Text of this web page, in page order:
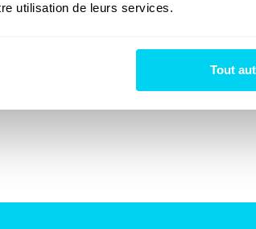
utilisation de leurs services.
Tout